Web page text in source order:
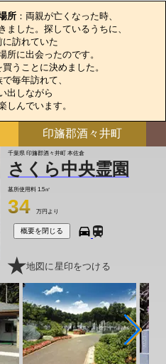
所 ：両親が亡くなった時、
ました。探しているうちに、
訪れていた
所に出会ったのです。
うことに決めました。
毎年訪れて、
出しながら
しんでいます。
印旛郡酒々井町
千葉県 印旛郡酒々井町 本佐倉
さくら中央霊園
墓所使用料 1.5㎡
34 万円より
概要を閉じる
地図に星印をつける